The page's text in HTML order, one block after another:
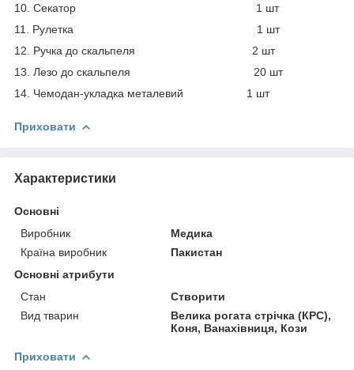
10. Секатор 1 шт
11. Рулетка 1 шт
12. Ручка до скальпеля 2 шт
13. Лезо до скальпеля 20 шт
14. Чемодан-укладка металевий 1 шт
Приховати
Характеристики
Основні
Виробник
Медика
Країна виробник
Пакистан
Основні атрибути
Стан
Створити
Вид тварин
Велика рогата стрічка (КРС),
Коня, Ванахівниця, Кози
Приховати